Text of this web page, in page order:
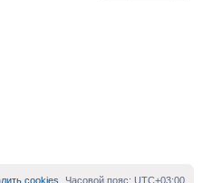
Часовой пояс: UTC+03:00
cookies